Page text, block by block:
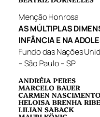
Menção Honrosa
AS MÚLTIPLAS
INFÂNCIA E NA
Fundo das Nações
– São Paulo – SP
ANDRÉIA PERES
MARCELO BAUER
CARMEN NASCIMENTO
HELOISA BRENHA
LILIAN SABACK